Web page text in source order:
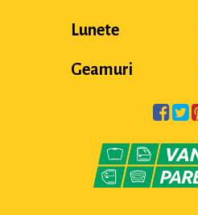
Lunete
Geamuri